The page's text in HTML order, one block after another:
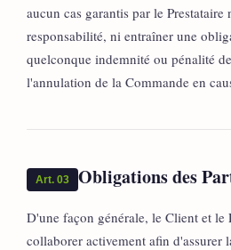
aucun cas garantis par le Prestataire
responsabilité, ni entraîner une
quelconque indemnité ou pénalité
l'annulation de la Commande en
Art. 03 Obligations des
D'une façon générale, le Client et le
collaborer activement afin d'assurer